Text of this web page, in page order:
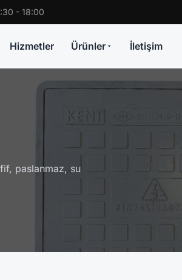
- 18:00
Hizmetler Ürünler İletişim
paslanmaz, su